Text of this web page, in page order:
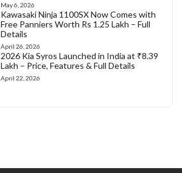
May 6, 2026
Kawasaki Ninja 1100SX Now Comes with
Free Panniers Worth Rs 1.25 Lakh – Full
Details
April 26, 2026
2026 Kia Syros Launched in India at ₹8.39
Lakh – Price, Features & Full Details
April 22, 2026